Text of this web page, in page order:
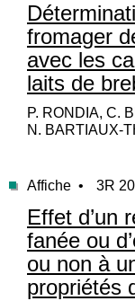
fromager
avec les
laits de
P. RONDIA, C.
N. BARTIAUX-
Affiche • 3R
Effet d’un
fanée ou
ou non à
propriétés